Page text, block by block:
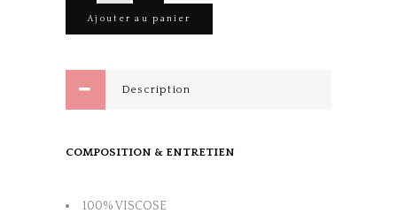
beige
Ajouter au panier
Description
COMPOSITION & ENTRETIEN
100% VISCOSE